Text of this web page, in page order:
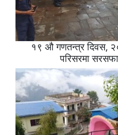
१९ औ गणतन्त्र दिवस,
परिसरमा